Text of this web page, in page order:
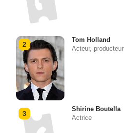
2
Tom Holland
Acteur, producteur
3
Shirine Boutella
Actrice